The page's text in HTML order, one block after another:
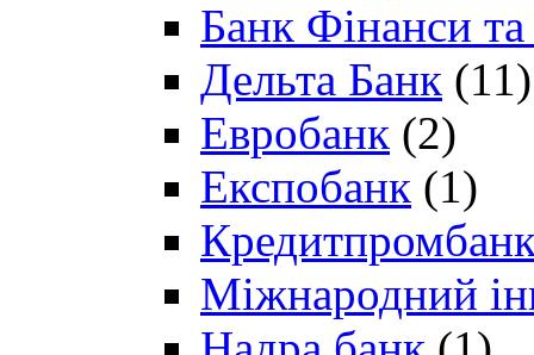
Банк Фінанси
Дельта Банк (11)
Евробанк (2)
Експобанк (1)
Міжнародний